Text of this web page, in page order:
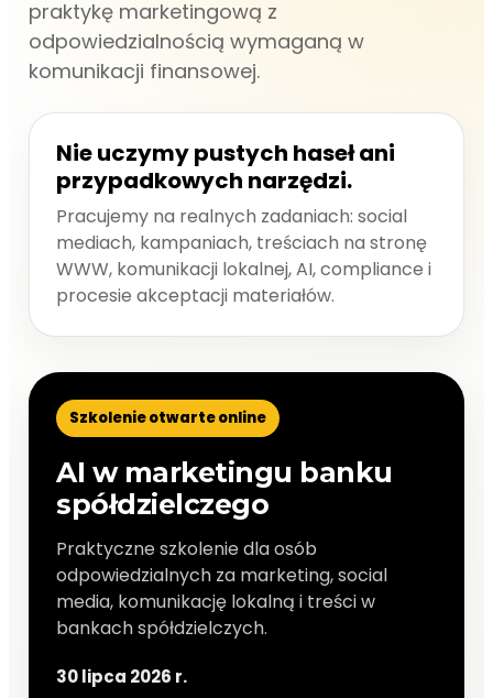
praktykę marketingową z
odpowiedzialnością wymaganą w
komunikacji finansowej.
Nie uczymy pustych haseł ani
przypadkowych narzędzi.
Pracujemy na realnych zadaniach: social
mediach, kampaniach, treściach na stronę
WWW, komunikacji lokalnej, AI, compliance i
procesie akceptacji materiałów.
Szkolenie otwarte online
AI w marketingu banku
spółdzielczego
Praktyczne szkolenie dla osób
odpowiedzialnych za marketing, social
media, komunikację lokalną i treści w
bankach spółdzielczych.
30 lipca 2026 r.